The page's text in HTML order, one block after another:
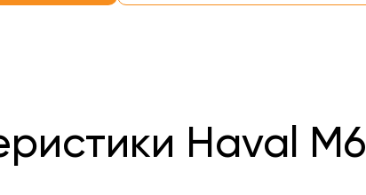
Haval M6